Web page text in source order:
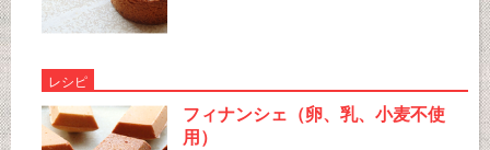
レシピ
フィナンシェ（卵、乳、小麦不使
用）